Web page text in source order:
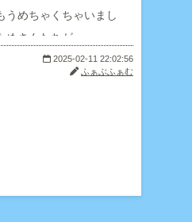
うめちゃくちゃいまし
めさんたちが。
2025-02-11 22:02:56
ふぁぶふぁむ